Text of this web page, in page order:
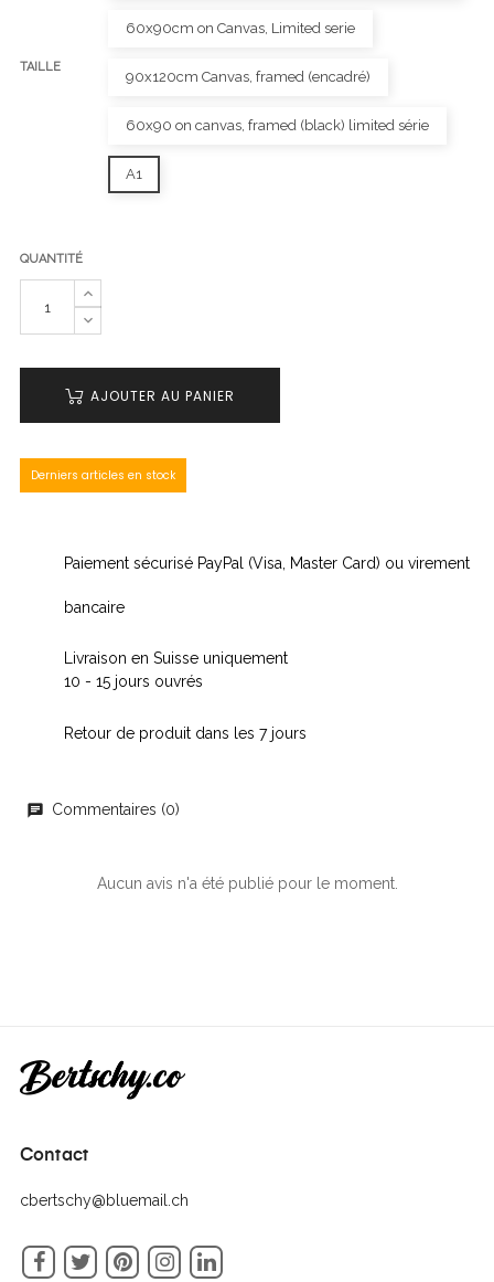
TAILLE
60x90cm on Canvas, Limited serie
90x120cm Canvas, framed (encadré)
60x90 on canvas, framed (black) limited série
A1
QUANTITÉ
AJOUTER AU PANIER
Derniers articles en stock
Paiement sécurisé PayPal (Visa, Master Card) ou virement
bancaire
Livraison en Suisse uniquement
10 - 15 jours ouvrés
Retour de produit dans les 7 jours
chat Commentaires (0)
Aucun avis n'a été publié pour le moment.
Contact
cbertschy@bluemail.ch
Facebook
Twitter PinterestInstagram